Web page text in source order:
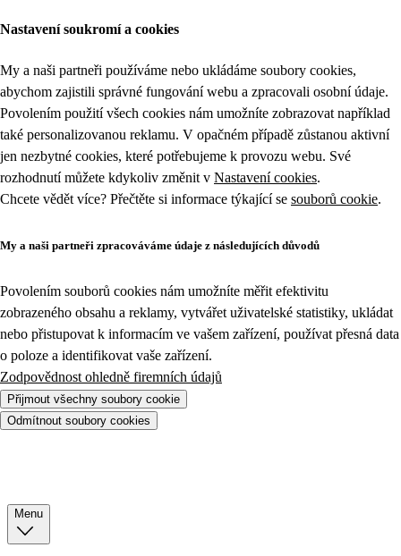
Nastavení soukromí a cookies
My a naši partneři používáme nebo ukládáme soubory cookies,
abychom zajistili správné fungování webu a zpracovali osobní údaje.
Povolením použití všech cookies nám umožníte zobrazovat například
také personalizovanou reklamu. V opačném případě zůstanou aktivní
jen nezbytné cookies, které potřebujeme k provozu webu. Své
rozhodnutí můžete kdykoliv změnit v Nastavení cookies.
Chcete vědět více? Přečtěte si informace týkající se souborů cookie.
My a naši partneři zpracováváme údaje z následujících důvodů
Povolením souborů cookies nám umožníte měřit efektivitu
zobrazeného obsahu a reklamy, vytvářet uživatelské statistiky, ukládat
nebo přistupovat k informacím ve vašem zařízení, používat přesná data
o poloze a identifikovat vaše zařízení.
Zodpovědnost ohledně firemních údajů
Přijmout všechny soubory cookie
Odmítnout soubory cookies
Menu